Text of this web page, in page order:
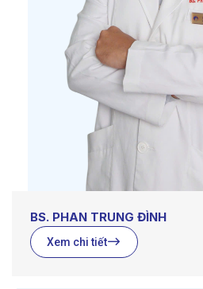
BS. PHAN TRUNG ĐÌNH
Xem chi tiết